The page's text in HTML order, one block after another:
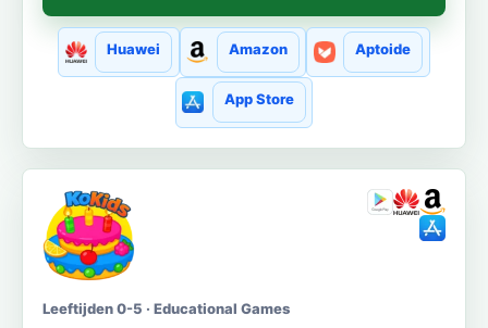
Huawei Amazon Aptoide
App Store
Leeftijden 0-5 · Educational Games